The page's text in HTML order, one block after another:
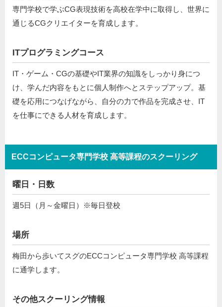
専門学校で学ぶCG表現技術を高校在学中に取得し、世界に
通じるCGクリエイターを育成します。
ITプログラミングコース
IT・ゲーム・CGの基礎やIT業界の知識をしっかり身につ
け、学んだ内容をもとに個人制作へとステップアップ。基
礎を応用につなげながら、自分の力で作品を完成させ、IT
を仕事にできる人材を育成します。
ECCコンピュータ専門学校 高等課程のスクーリング
曜日・日数
週5日（月～金曜日）※毎日登校
場所
梅田から歩いてスグのECCコンピュータ専門学校 高等課程
に通学します。
その他スクーリング情報